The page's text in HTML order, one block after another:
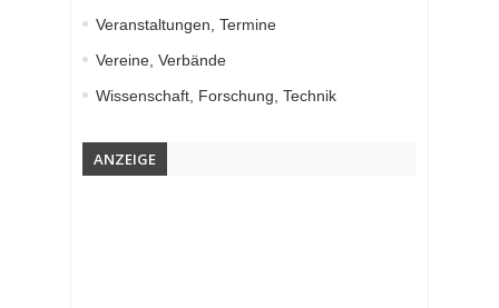
Veranstaltungen, Termine
Vereine, Verbände
Wissenschaft, Forschung, Technik
ANZEIGE